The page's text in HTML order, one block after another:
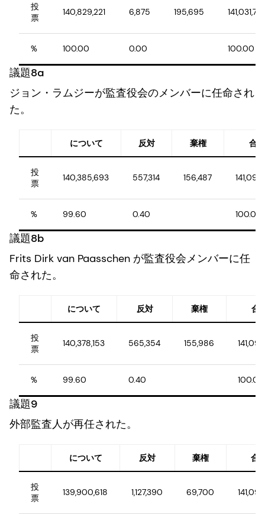
投
票
140,829,221 6,875 195,695 141,031,791
% 100.00 0.00 100.00
議題8a
ジョン・ラムジーが監査役会のメンバーに任命され
た。
について 反対 棄権 合計
投
票
140,385,693 557,314 156,487
% 99.60 0.40 100.00
議題8b
Frits Dirk van Paasschen が監査役会メンバーに任
命された。
について 反対 棄権 合
投
票
140,378,153 565,354 155,986
% 99.60 0.40 100.00
議題9
外部監査人が再任された。
について 反対 棄権 合
投
票
139,900,618 1,127,390 69,700